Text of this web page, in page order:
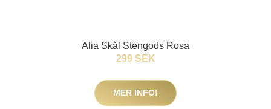
Alia Skål Stengods Rosa
299 SEK
MER INFO!